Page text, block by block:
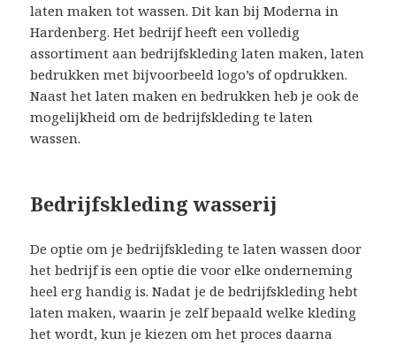
laten maken tot wassen. Dit kan bij Moderna in
Hardenberg. Het bedrijf heeft een volledig
assortiment aan bedrijfskleding laten maken, laten
bedrukken met bijvoorbeeld logo’s of opdrukken.
Naast het laten maken en bedrukken heb je ook de
mogelijkheid om de bedrijfskleding te laten
wassen.
Bedrijfskleding wasserij
De optie om je bedrijfskleding te laten wassen door
het bedrijf is een optie die voor elke onderneming
heel erg handig is. Nadat je de bedrijfskleding hebt
laten maken, waarin je zelf bepaald welke kleding
het wordt, kun je kiezen om het proces daarna